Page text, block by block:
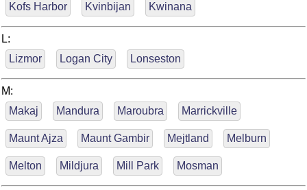
Kofs Harbor Kvinbijan Kwinana
L:
Lizmor
Logan City Lonseston
M:
Makaj
Mandura Maroubra Marrickville
Maunt Ajza Maunt Gambir Mejtland Melburn
Melton Mildjura Mill Park Mosman